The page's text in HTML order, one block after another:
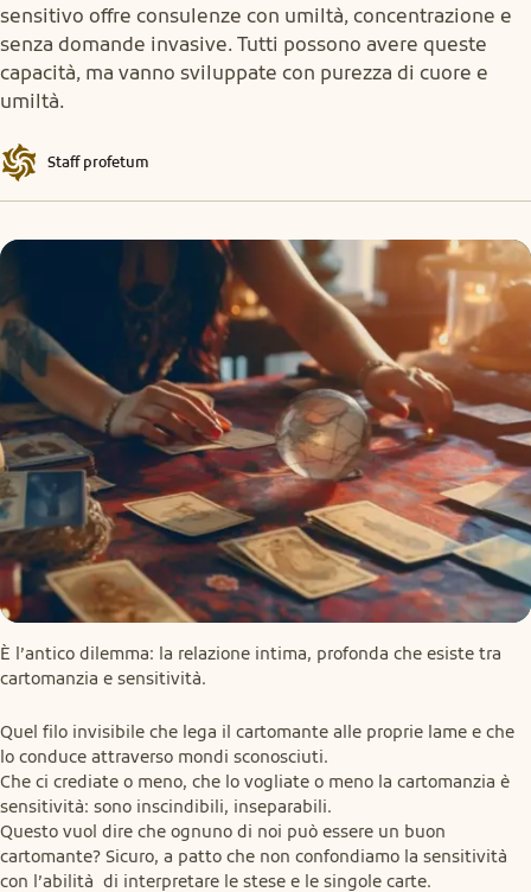
sensitivo offre consulenze con umiltà, concentrazione e
senza domande invasive. Tutti possono avere queste
capacità, ma vanno sviluppate con purezza di cuore e
umiltà.
Staff profetum
È l’antico dilemma: la relazione intima, profonda che esiste tra
cartomanzia e sensitività.
Quel filo invisibile che lega il cartomante alle proprie lame e che
lo conduce attraverso mondi sconosciuti.
Che ci crediate o meno, che lo vogliate o meno la cartomanzia è
sensitività: sono inscindibili, inseparabili.
Questo vuol dire che ognuno di noi può essere un buon
cartomante? Sicuro, a patto che non confondiamo la sensitività
con l’abilità  di interpretare le stese e le singole carte.